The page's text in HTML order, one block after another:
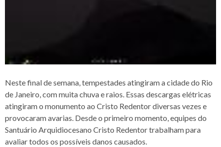
Neste final de semana, tempestades atingiram a cidade do Rio
de Janeiro, com muita chuva e raios. Essas descargas elétricas
atingiram o monumento ao Cristo Redentor diversas vezes e
provocaram avarias. Desde o primeiro momento, equipes do
Santuário Arquidiocesano Cristo Redentor trabalham para
avaliar todos os possíveis danos causados.